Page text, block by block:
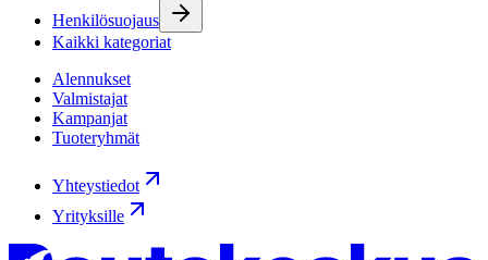
Henkilösuojaus
Kaikki kategoriat
Alennukset
Valmistajat
Kampanjat
Tuoteryhmät
Yhteystiedot
Yrityksille